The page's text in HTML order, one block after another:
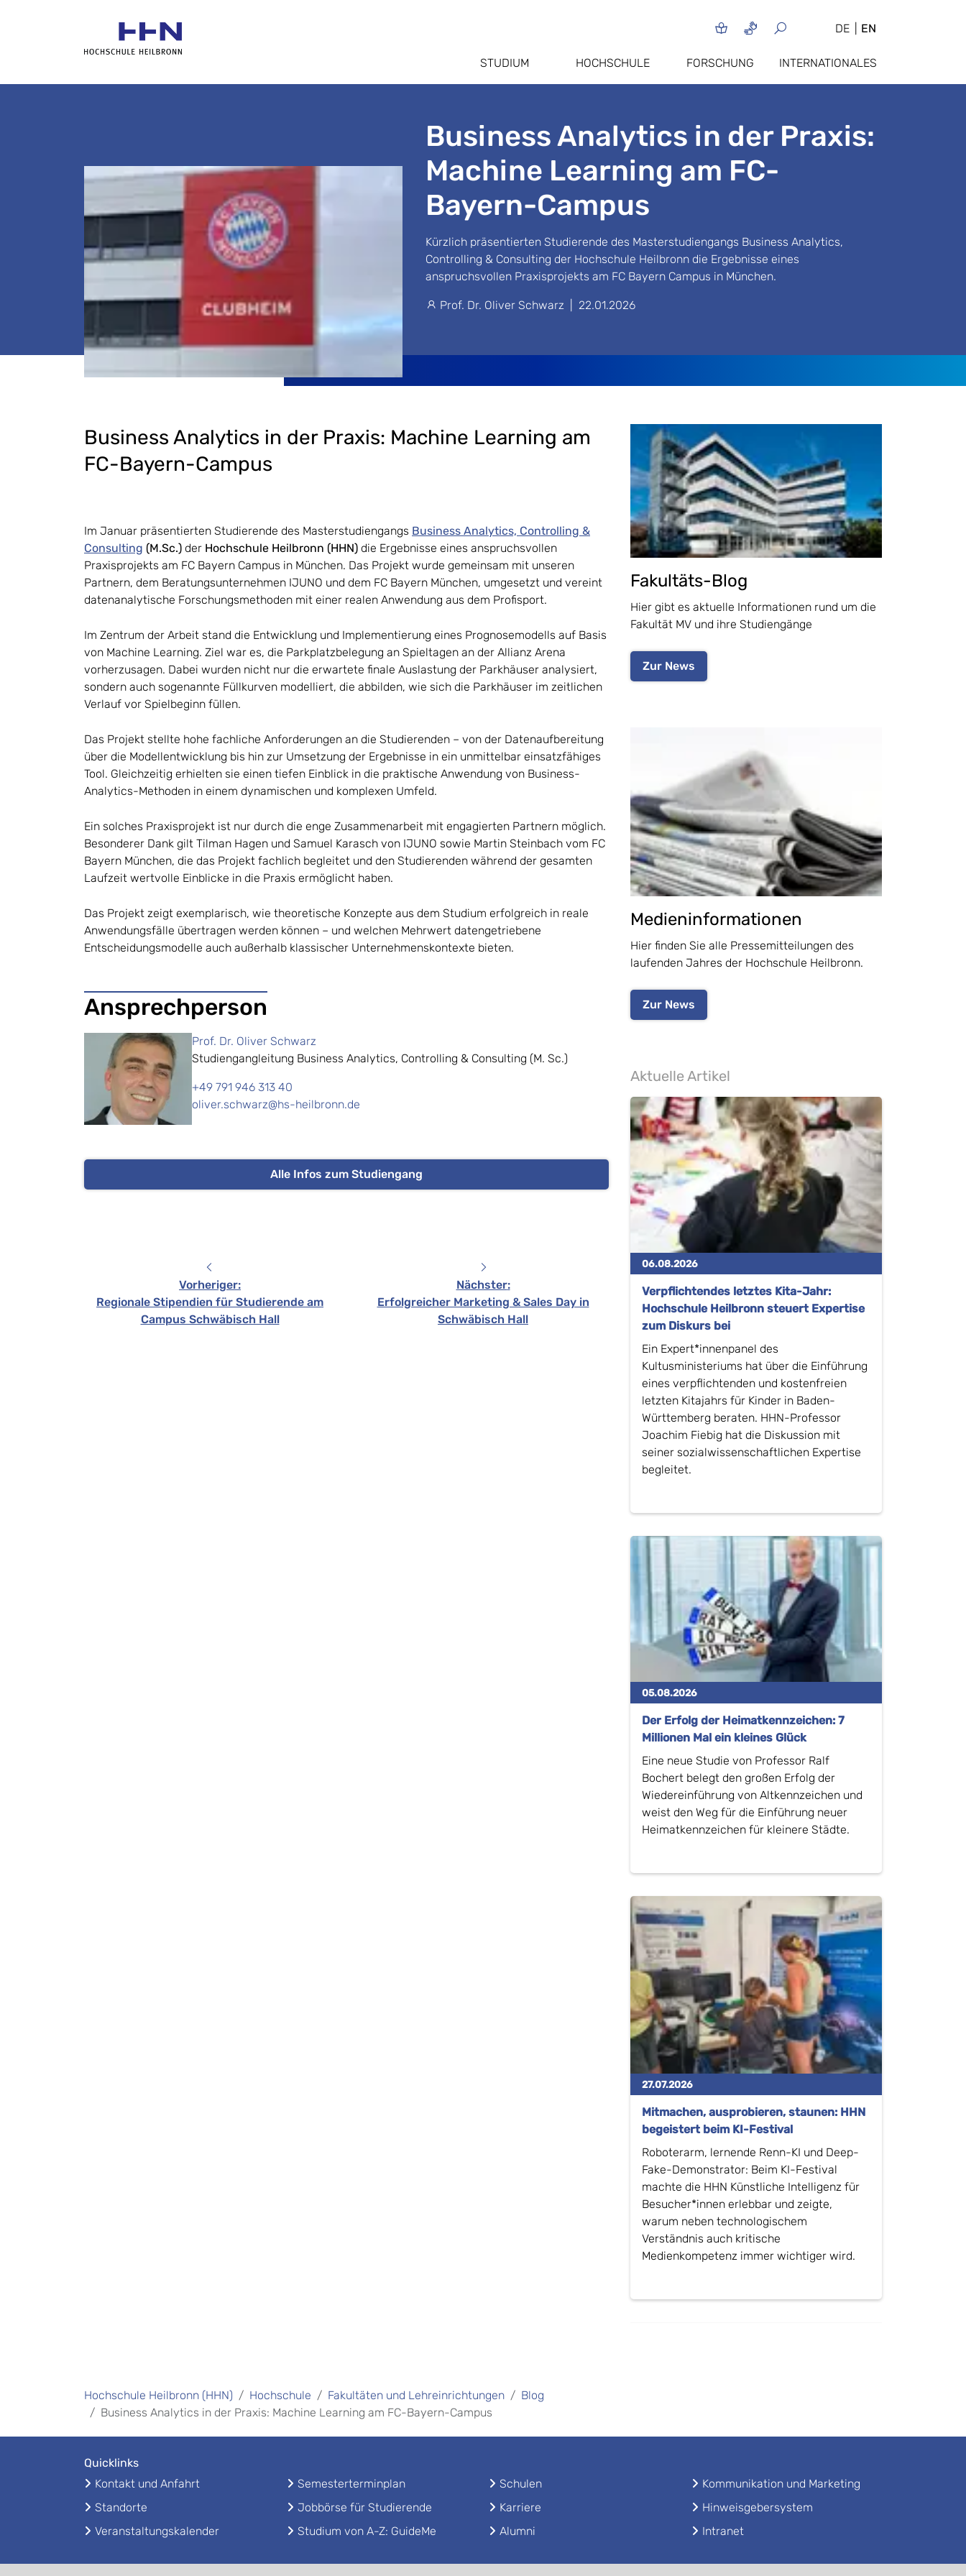
DE EN
STUDIUM HOCHSCHULE FORSCHUNG INTERNATIONALES
Business Analytics in der Praxis:
Machine Learning am FC-
Bayern-Campus
Kürzlich präsentierten Studierende des Masterstudiengangs Business Analytics,
Controlling & Consulting der Hochschule Heilbronn die Ergebnisse eines
anspruchsvollen Praxisprojekts am FC Bayern Campus in München.
Prof. Dr. Oliver Schwarz 22.01.2026
Business Analytics in der Praxis: Machine Learning am
FC-Bayern-Campus
Im Januar präsentierten Studierende des Masterstudiengangs Business Analytics, Controlling &
Consulting (M.Sc.) der Hochschule Heilbronn (HHN) die Ergebnisse eines anspruchsvollen
Praxisprojekts am FC Bayern Campus in München. Das Projekt wurde gemeinsam mit unseren
Partnern, dem Beratungsunternehmen IJUNO und dem FC Bayern München, umgesetzt und vereint
datenanalytische Forschungsmethoden mit einer realen Anwendung aus dem Profisport.
Im Zentrum der Arbeit stand die Entwicklung und Implementierung eines Prognosemodells auf Basis
von Machine Learning. Ziel war es, die Parkplatzbelegung an Spieltagen an der Allianz Arena
vorherzusagen. Dabei wurden nicht nur die erwartete finale Auslastung der Parkhäuser analysiert,
sondern auch sogenannte Füllkurven modelliert, die abbilden, wie sich die Parkhäuser im zeitlichen
Verlauf vor Spielbeginn füllen.
Das Projekt stellte hohe fachliche Anforderungen an die Studierenden – von der Datenaufbereitung
über die Modellentwicklung bis hin zur Umsetzung der Ergebnisse in ein unmittelbar einsatzfähiges
Tool. Gleichzeitig erhielten sie einen tiefen Einblick in die praktische Anwendung von Business-
Analytics-Methoden in einem dynamischen und komplexen Umfeld.
Ein solches Praxisprojekt ist nur durch die enge Zusammenarbeit mit engagierten Partnern möglich.
Besonderer Dank gilt Tilman Hagen und Samuel Karasch von IJUNO sowie Martin Steinbach vom FC
Bayern München, die das Projekt fachlich begleitet und den Studierenden während der gesamten
Laufzeit wertvolle Einblicke in die Praxis ermöglicht haben.
Das Projekt zeigt exemplarisch, wie theoretische Konzepte aus dem Studium erfolgreich in reale
Anwendungsfälle übertragen werden können – und welchen Mehrwert datengetriebene
Entscheidungsmodelle auch außerhalb klassischer Unternehmenskontexte bieten.
Ansprechperson
Prof. Dr. Oliver Schwarz
Studiengangleitung Business Analytics, Controlling & Consulting (M. Sc.)
+49 791 946 313 40
oliver.schwarz@hs-heilbronn.de
Alle Infos zum Studiengang
Vorheriger:
Regionale Stipendien für Studierende am
Campus Schwäbisch Hall
Nächster:
Erfolgreicher Marketing & Sales Day in
Schwäbisch Hall
Fakultäts-Blog
Hier gibt es aktuelle Informationen rund um die
Fakultät MV und ihre Studiengänge
Zur News
Medieninformationen
Hier finden Sie alle Pressemitteilungen des
laufenden Jahres der Hochschule Heilbronn.
Zur News
Aktuelle Artikel
06.08.2026
Verpflichtendes letztes Kita-Jahr:
Hochschule Heilbronn steuert Expertise
zum Diskurs bei
Ein Expert*innenpanel des
Kultusministeriums hat über die Einführung
eines verpflichtenden und kostenfreien
letzten Kitajahrs für Kinder in Baden-
Württemberg beraten. HHN-Professor
Joachim Fiebig hat die Diskussion mit
seiner sozialwissenschaftlichen Expertise
begleitet.
05.08.2026
Der Erfolg der Heimatkennzeichen: 7
Millionen Mal ein kleines Glück
Eine neue Studie von Professor Ralf
Bochert belegt den großen Erfolg der
Wiedereinführung von Altkennzeichen und
weist den Weg für die Einführung neuer
Heimatkennzeichen für kleinere Städte.
27.07.2026
Mitmachen, ausprobieren, staunen: HHN
begeistert beim KI-Festival
Roboterarm, lernende Renn-KI und Deep-
Fake-Demonstrator: Beim KI-Festival
machte die HHN Künstliche Intelligenz für
Besucher*innen erlebbar und zeigte,
warum neben technologischem
Verständnis auch kritische
Medienkompetenz immer wichtiger wird.
Hochschule Heilbronn (HHN) Hochschule Fakultäten und Lehreinrichtungen
Blog
Business Analytics in der Praxis: Machine Learning am FC-Bayern-Campus
Quicklinks
Kontakt und Anfahrt
Standorte
Veranstaltungskalender
Semesterterminplan
Jobbörse für Studierende
Studium von A-Z: GuideMe
Schulen
Karriere
Alumni
Kommunikation und Marketing
Hinweisgebersystem
Intranet